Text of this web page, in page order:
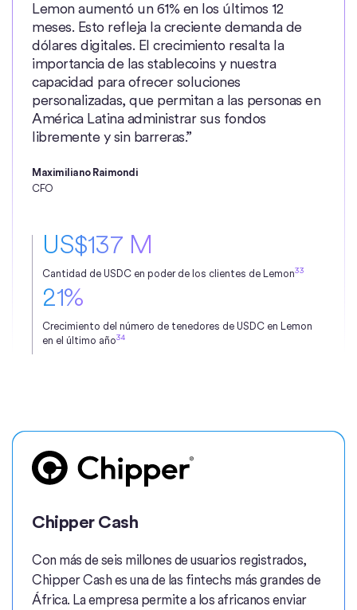
Lemon aumentó un 61% en los últimos 12
meses. Esto refleja la creciente demanda de
dólares digitales. El crecimiento resalta la
importancia de las stablecoins y nuestra
capacidad para ofrecer soluciones
personalizadas, que permitan a las personas en
América Latina administrar sus fondos
libremente y sin barreras.”
Maximiliano Raimondi
CFO
US$137 M
Cantidad de USDC en poder de los clientes de Lemon33
21%
Crecimiento del número de tenedores de USDC en Lemon
en el último año34
Chipper Cash
Con más de seis millones de usuarios registrados,
Chipper Cash es una de las fintechs más grandes de
África. La empresa permite a los africanos enviar